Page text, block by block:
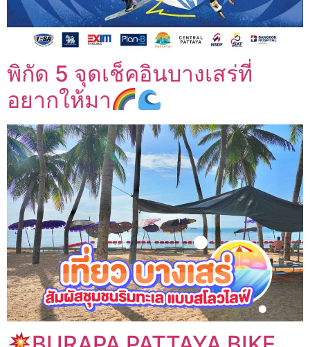
พิกัด 5 จุดเช็คอินบางเสร่ที่
อยากให้มา